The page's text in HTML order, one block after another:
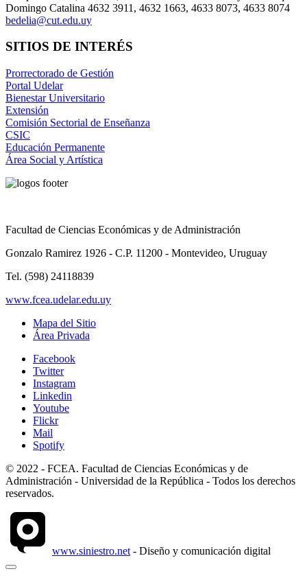
Domingo Catalina 4632 3911, 4632 1663, 4633 8073, 4633 8074
bedelia@cut.edu.uy
SITIOS DE INTERÉS
Prorrectorado de Gestión
Portal Udelar
Bienestar Universitario
Extensión
Comisión Sectorial de Enseñanza
CSIC
Educación Permanente
Área Social y Artística
Facultad de Ciencias Económicas y de Administración
Gonzalo Ramirez 1926 - C.P. 11200 - Montevideo, Uruguay
Tel. (598) 24118839
www.fcea.udelar.edu.uy
Mapa del Sitio
Área Privada
Facebook
Twitter
Instagram
Linkedin
Youtube
Flickr
Mail
Spotify
© 2022 - FCEA. Facultad de Ciencias Económicas y de
Administración - Universidad de la República - Todos los derechos
reservados.
www.siniestro.net - Diseño y comunicación digital